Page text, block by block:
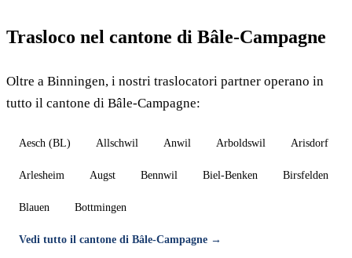
Trasloco nel cantone di Bâle-Campagne
Oltre a Binningen, i nostri traslocatori partner operano in
tutto il cantone di Bâle-Campagne:
Aesch (BL) Allschwil Anwil Arboldswil Arisdorf
Arlesheim Augst Bennwil Biel-Benken Birsfelden
Blauen Bottmingen
Vedi tutto il cantone di Bâle-Campagne →